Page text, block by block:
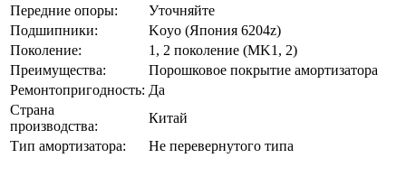
Передние опоры:
Уточняйте
Подшипники:
Koyo (Япония 6204z)
Поколение:
1, 2 поколение (MK1, 2)
Преимущества:
Порошковое покрытие амортизатора
Ремонтопригодность: Да
Страна
производства:
Китай
Тип амортизатора:
Не перевернутого типа